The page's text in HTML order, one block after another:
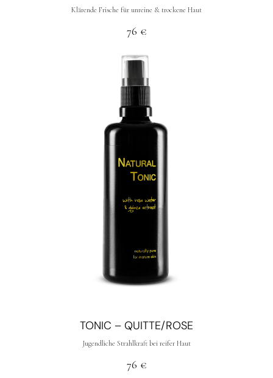
Klärende Frische für unreine & trockene Haut
76 €
TONIC – QUITTE/ROSE
Jugendliche Strahlkraft bei reifer Haut
76 €